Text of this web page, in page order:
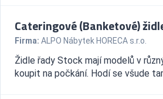
Cateringové (Banketové)
Firma: ALPO Nábytek HORECA s.r.o.
Židle řady Stock mají modelů v
koupit na počkání. Hodí se všude